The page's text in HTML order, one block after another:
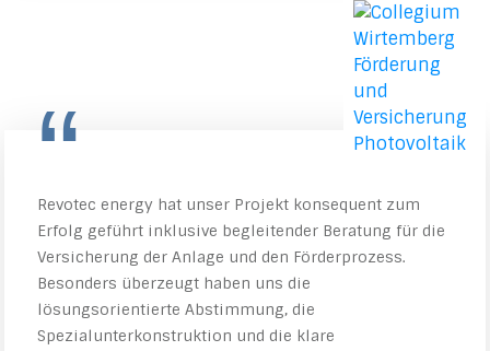
“
Revotec energy hat unser Projekt konsequent zum
Erfolg geführt inklusive begleitender Beratung für die
Versicherung der Anlage und den Förderprozess.
Besonders überzeugt haben uns die
lösungsorientierte Abstimmung, die
Spezialunterkonstruktion und die klare